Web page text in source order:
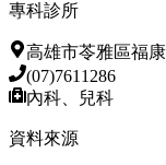
專科診所
高雄市苓雅區福
(07)7611286
內科、兒科
資料來源